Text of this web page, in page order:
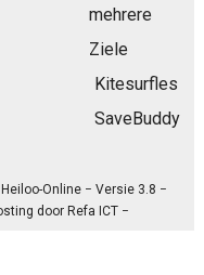
mehrere
Ziele
Kitesurfles
SaveBuddy
Online − Versie 3.8 −
doorRefa ICT −